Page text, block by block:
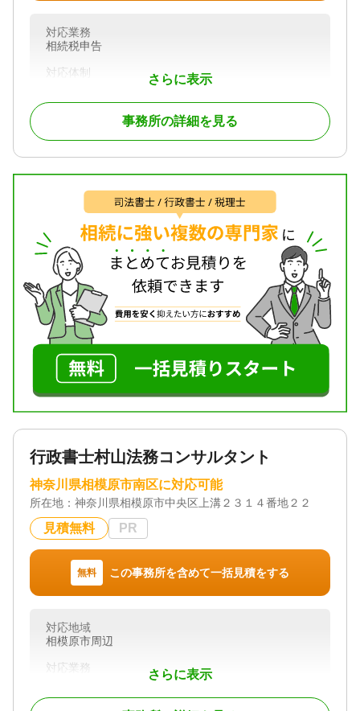
さらに表示
対応業務
相続税申告
対応体制
事務所の詳細を見る
行政書士村山法務コンサルタント
神奈川県相模原市南区に対応可能
所在地： 神奈川県相模原市中央区上溝２３１４番地２２
見積無料 PR
無料 この事務所を含めて一括見積をする
さらに表示
対応地域
相模原市周辺
対応業務
遺言書 / 遺産分割 / 相続財産調査 / 相続手続き / 銀行
手続き / 戸籍収集 / 相続人調査